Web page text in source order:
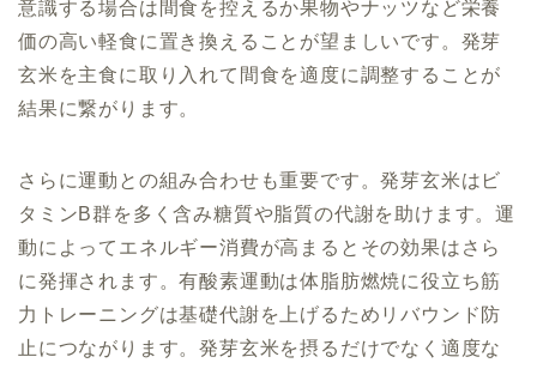
意識する場合は間食を控えるか果物やナッツなど栄養
価の高い軽食に置き換えることが望ましいです。発芽
玄米を主食に取り入れて間食を適度に調整することが
結果に繋がります。
さらに運動との組み合わせも重要です。発芽玄米はビ
タミンB群を多く含み糖質や脂質の代謝を助けます。運
動によってエネルギー消費が高まるとその効果はさら
に発揮されます。有酸素運動は体脂肪燃焼に役立ち筋
力トレーニングは基礎代謝を上げるためリバウンド防
止につながります。発芽玄米を摂るだけでなく適度な